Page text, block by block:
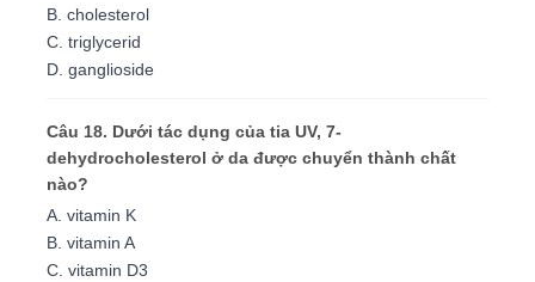
B. cholesterol
C. triglycerid
D. ganglioside
Câu 18. Dưới tác dụng của tia UV, 7-
dehydrocholesterol ở da được chuyển thành chất
nào?
A. vitamin K
B. vitamin A
C. vitamin D3